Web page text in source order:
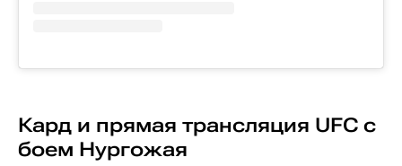
Кард и прямая трансляция UFC с
боем Нургожая